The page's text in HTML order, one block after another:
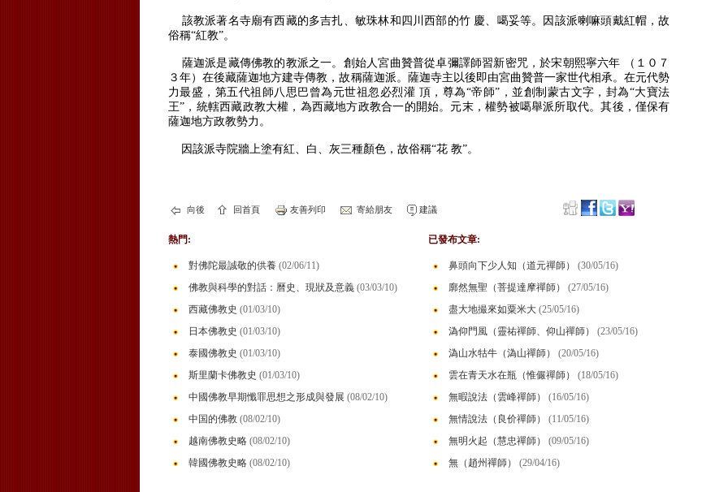
該教派著名寺廟有西藏的多吉扎、敏珠林和四川西部的竹 慶、噶妥等。
因該派喇嘛頭戴紅帽，故
俗稱“紅教”。
薩迦派是藏傳佛教的教派之一。 創始人宮曲贊普從卓彌譯師習新密咒，於宋朝熙寧六年 （１０７
３年）在後藏薩迦地方建寺傳教，故稱薩迦派。 薩迦寺主以後即由宮曲贊普一家世代相承。在元代勢
力最盛，第五代祖師八思巴曾為元世祖忽必烈灌 頂，尊為“帝師”，並創制蒙古文字，封為“大寶法
王”，統轄西藏政教大權，為西藏地方政教合一的開始。 元末，權勢被噶舉派所取代。其後，僅保有
薩迦地方政教勢力。
因該派寺院牆上塗有紅、白、灰三種顏色，故俗稱“花 教”。
向後 回首頁 友善列印 寄給朋友 建議
熱門:
對佛陀最誠敬的供養 (02/06/11)
佛教與科學的對話：曆史、現狀及意義 (03/03/10)
西藏佛教史 (01/03/10)
日本佛教史 (01/03/10)
泰國佛教史 (01/03/10)
斯里蘭卡佛教史 (01/03/10)
中國佛教早期懺罪思想之形成與發展 (08/02/10)
中国的佛教 (08/02/10)
越南佛教史略 (08/02/10)
韓國佛教史略 (08/02/10)
已發布文章:
鼻頭向下少人知（道元禪師）
(30/05/16)
廓然無聖（菩提達摩禪師）
(27/05/16)
盡大地撮來如粟米大 (25/05/16)
溈仰門風（靈祐禪師、仰山禪師）
(23/05/16)
溈山水牯牛（溈山禪師）
(20/05/16)
雲在青天水在瓶（惟儼禪師）
(18/05/16)
無暇說法（雲峰禪師）
(16/05/16)
無情說法（良价禪師）
(11/05/16)
無明火起（慧忠禪師）
(09/05/16)
無（趙州禪師）
(29/04/16)